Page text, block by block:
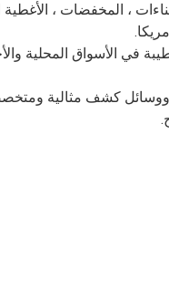
، المخفضات ،
بسمعة طيبة في الأسواق
كشف مثالية